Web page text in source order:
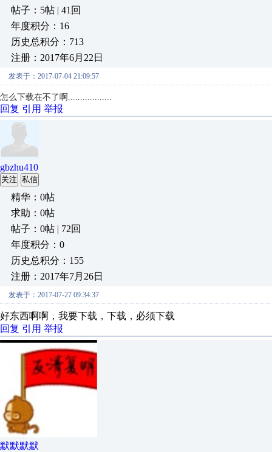
帖子：5帖 | 41回
年度积分：16
历史总积分：713
注册：2017年6月22日
发表于：2017-07-04 21:09:57
怎么下载在不了啊..................
回复 引用 举报
gbzhu410
关注 私信
精华：0帖
求助：0帖
帖子：0帖 | 72回
年度积分：0
历史总积分：155
注册：2017年7月26日
发表于：2017-07-27 09:34:37
好东西啊啊，我要下载，下载，必须下载
回复 引用 举报
默默默默